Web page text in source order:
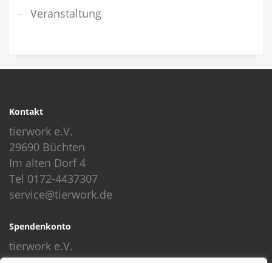
Veranstaltung
Kontakt
tierwork e.V.
29690 Büchten
Im alten Dorf 4
Tel 0172-4437307
service@tierwork.de
Spendenkonto
tierwork e.V.